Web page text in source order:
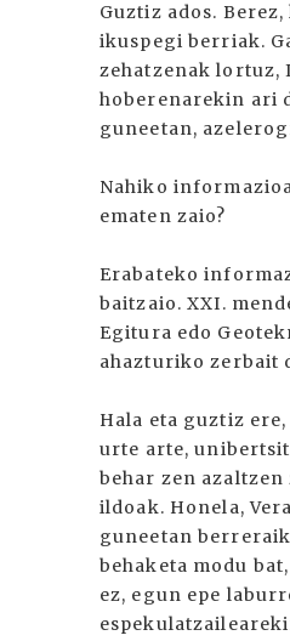
Guztiz ados.
ikuspegi berriak.
zehatzenak lortuz,
hoberenarekin ari
guneetan,
Nahiko
ematen zaio?
Erabateko
baitzaio. XXI.
Egitura edo
ahazturiko zerbait
Hala eta guztiz
urte arte,
behar zen
ildoak. Honela,
guneetan
behaketa modu
ez, egun epe